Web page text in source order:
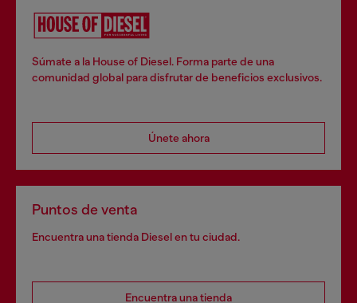
Súmate a la House of Diesel. Forma parte de una
comunidad global para disfrutar de beneficios exclusivos.
Únete ahora
Puntos de venta
Encuentra una tienda Diesel en tu ciudad.
Encuentra una tienda